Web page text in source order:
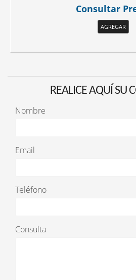
Consultar
AGREGAR
REALICE AQUÍ SU
Nombre
Email
Teléfono
Consulta